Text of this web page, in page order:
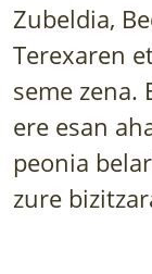
AZOKA
Zubeldia,
Terexaren
seme
ere esan
peonia
zure